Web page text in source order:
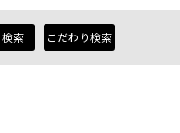
検索 こだわり検索